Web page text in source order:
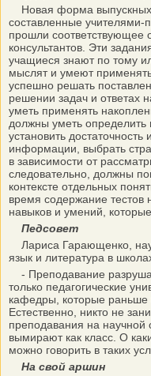
Новая форма выпускных
составленные учителями-
прошли соответствующее
консультантов. Эти
учащиеся знают по тому
мыслят и умеют
успешно решать
решении задач и ответах
уметь применять
должны уметь определить
установить
информации, выбрать
в зависимости от
следовательно, должны
контексте отдельных
время содержание тестов
навыков и умений,
Педсовет
Лариса Гарающенко,
язык и литература в
- Преподавание
только педагогические
кафедры, которые раньше
Естественно, никто не
преподавания на научной
вымирают как класс. О
можно говорить в таких
На свой аршин